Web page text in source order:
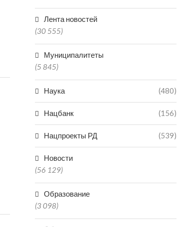
Лента новостей
(30 555)
Муниципалитеты
(5 845)
Наука (480)
Нацбанк (156)
Нацпроекты РД (539)
Новости
(56 129)
Образование
(3 098)